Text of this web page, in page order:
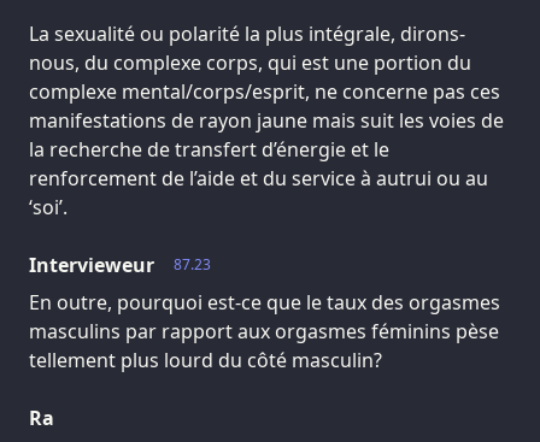
La sexualité ou polarité la plus intégrale, dirons-
nous, du complexe corps, qui est une portion du
complexe mental/corps/esprit, ne concerne pas ces
manifestations de rayon jaune mais suit les voies de
la recherche de transfert d’énergie et le
renforcement de l’aide et du service à autrui ou au
‘soi’.
87.23
Intervieweur
En outre, pourquoi est-ce que le taux des orgasmes
masculins par rapport aux orgasmes féminins pèse
tellement plus lourd du côté masculin?
Ra